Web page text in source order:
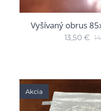
Vyšívaný obrus
13,50 €
Akcia